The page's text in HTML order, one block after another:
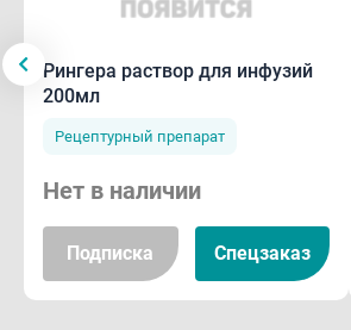
Рингера раствор для инфузий
200мл
Рецептурный препарат
Нет в наличии
Подписка Спецзаказ